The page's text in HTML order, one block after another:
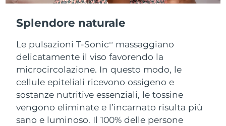
Splendore naturale
Le pulsazioni T-SonicTM
massaggiano
delicatamente il viso favorendo la
microcircolazione. In questo modo, le
cellule epiteliali ricevono ossigeno e
sostanze nutritive essenziali, le tossine
vengono eliminate e l’incarnato risulta più
sano e luminoso. Il 100% delle persone